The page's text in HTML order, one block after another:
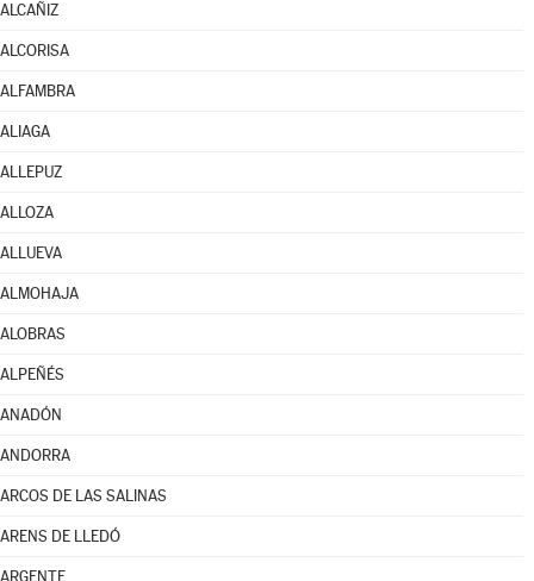
ALCAÑIZ
ALCORISA
ALFAMBRA
ALIAGA
ALLEPUZ
ALLOZA
ALLUEVA
ALMOHAJA
ALOBRAS
ALPEÑÉS
ANADÓN
ANDORRA
ARCOS DE LAS SALINAS
ARENS DE LLEDÓ
ARGENTE